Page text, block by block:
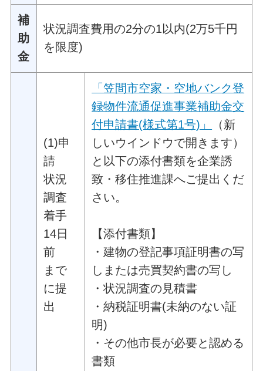
補
助
金
状況調査費用の2分の1以内(2万5千円
を限度)
(1)申
請
状況
調査
着手
14日
前
まで
に提
出
「笠間市空家・空地バンク登
録物件流通促進事業補助金交
付申請書(様式第1号)」
（新
しいウインドウで開きます）
と以下の添付書類を企業誘
致・移住推進課へご提出くだ
さい。
【添付書類】
・建物の登記事項証明書の写
しまたは売買契約書の写し
・状況調査の見積書
・納税証明書(未納のない証
明)
・その他市長が必要と認める
書類